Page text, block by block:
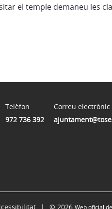
el temple demaneu les
Telèfon
972 736 392
Correu electrònic
© 2026